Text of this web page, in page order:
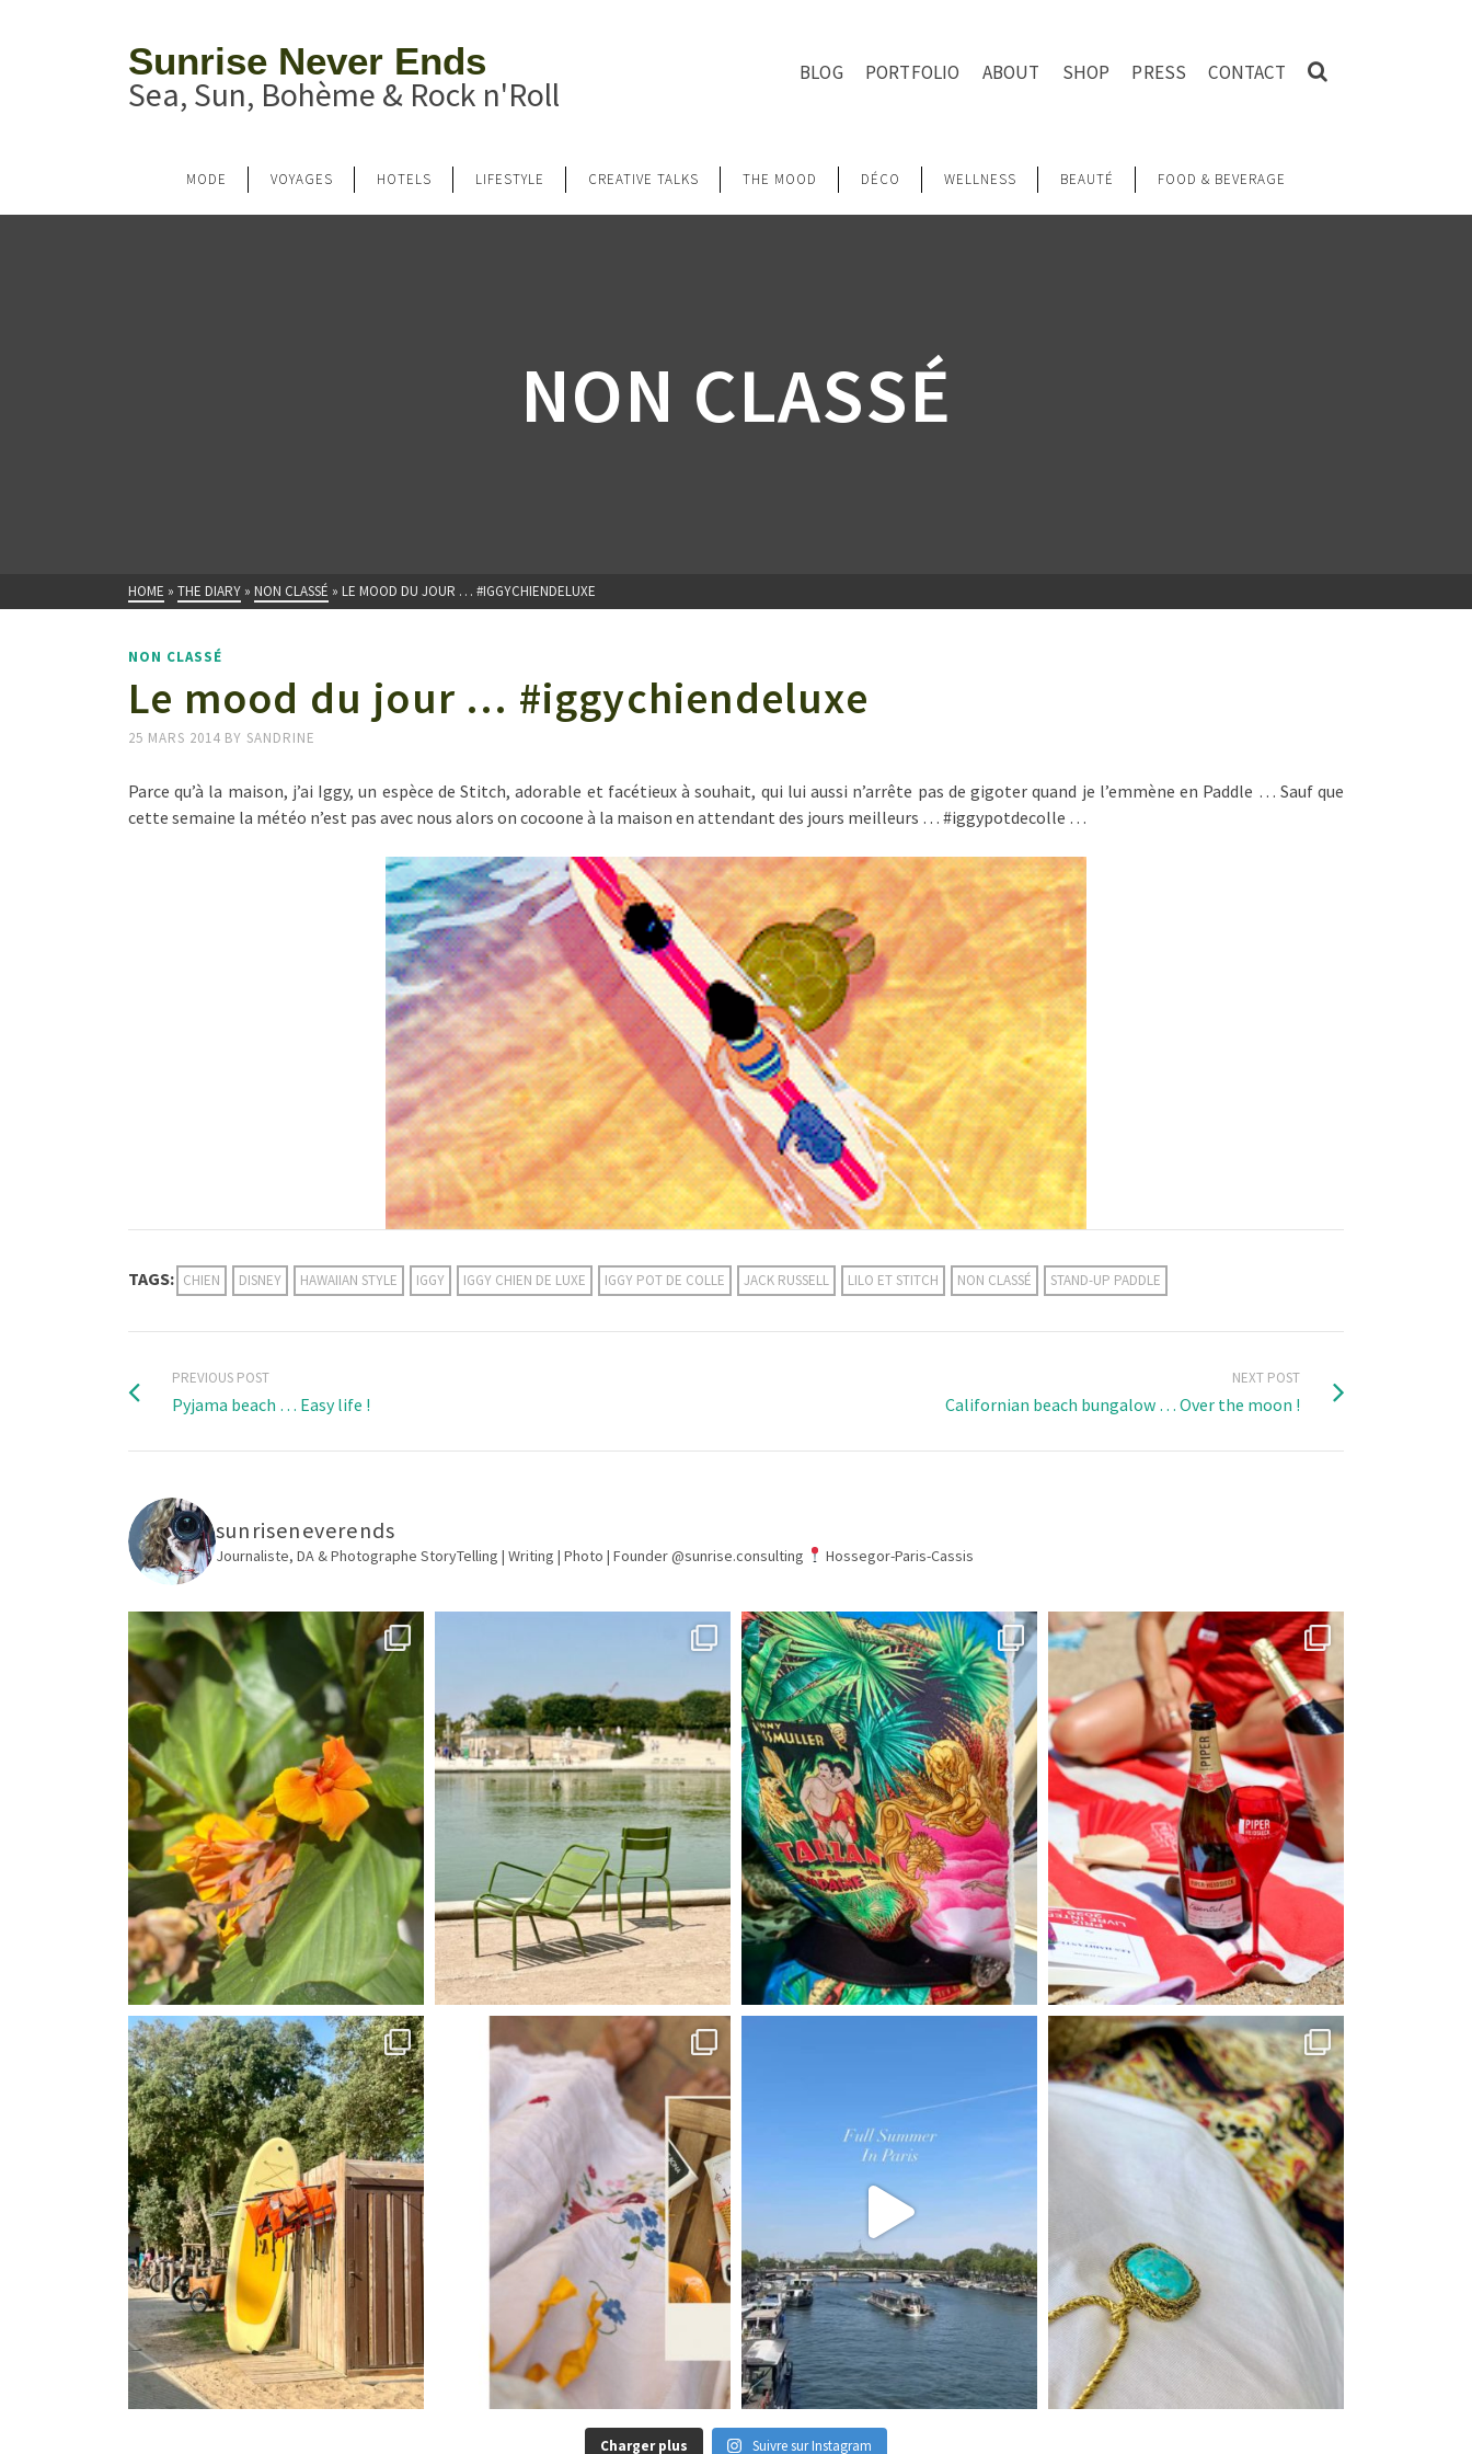
Sunrise Never Ends
Sea, Sun, Bohème & Rock n'Roll
BLOG PORTFOLIO ABOUT SHOP PRESS CONTACT
MODE VOYAGES HOTELS LIFESTYLE CREATIVE TALKS THE MOOD DÉCO WELLNESS BEAUTÉ FOOD & BEVERAGE
NON CLASSÉ
HOME » THE DIARY » NON CLASSÉ » LE MOOD DU JOUR … #IGGYCHIENDELUXE
NON CLASSÉ
Le mood du jour … #iggychiendeluxe
25 MARS 2014 BY SANDRINE
Parce qu’à la maison, j’ai Iggy, un espèce de Stitch, adorable et facétieux à souhait, qui lui aussi n’arrête pas de gigoter quand je l’emmène en Paddle … Sauf que
cette semaine la météo n’est pas avec nous alors on cocoone à la maison en attendant des jours meilleurs … #iggypotdecolle …
TAGS: CHIEN DISNEY HAWAIIAN STYLE IGGY IGGY CHIEN DE LUXE IGGY POT DE COLLE JACK RUSSELL LILO ET STITCH NON CLASSÉ STAND-UP PADDLE
PREVIOUS POST
Pyjama beach … Easy life !
NEXT POST
Californian beach bungalow … Over the moon !
sunriseneverends
Journaliste, DA & Photographe StoryTelling | Writing | Photo | Founder @sunrise.consulting Hossegor-Paris-Cassis
Charger plus Suivre sur Instagram